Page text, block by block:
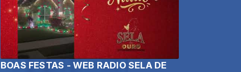
BOAS FESTAS - WEB RADIO SELA DE